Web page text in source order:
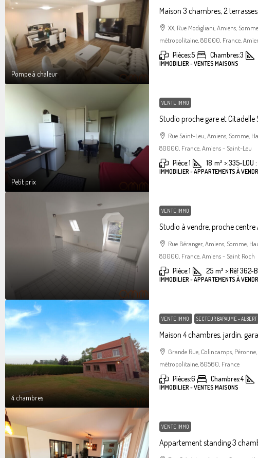
Pompe à chaleur
Maison 3 chambres, 2
XX, Rue Modigliani, Amiens,
métropolitaine, 80000, France,
Pièces:5 Chambres:3
IMMOBILIER - VENTES MAISONS
Petit prix
VENTE IMMO
Studio proche gare et Citadelle
Rue Saint-Leu, Amiens, Somme,
80000, France, Amiens - Saint-Leu
Pièce:1 18 m² >:335-LOU
IMMOBILIER - APPARTEMENTS À
VENTE IMMO
Studio à vendre, proche centre
Rue Béranger, Amiens, Somme,
80000, France, Amiens - Saint Roch
Pièce:1 25 m² >:Réf 362-
IMMOBILIER - APPARTEMENTS À
4 chambres
VENTE IMMO SECTEUR BAPAUME - ALBERT
Maison 4 chambres, jardin,
Grande Rue, Colincamps,
métropolitaine, 80560, France
Pièces:6 Chambres:4
IMMOBILIER - VENTES MAISONS
VENTE IMMO
Appartement standing 3